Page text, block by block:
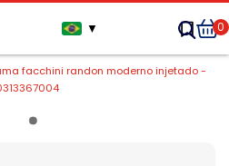
▼ 0
facchini randon moderno injetado -